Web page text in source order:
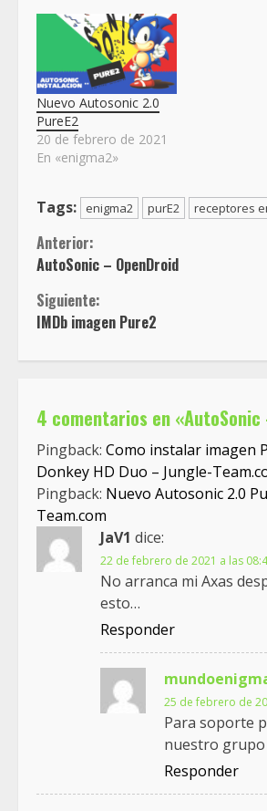
Nuevo Autosonic 2.0
PureE2
20 de febrero de 2021
En «enigma2»
Tags: enigma2 purE2 receptores
Sigue
leyendo
Anterior:
AutoSonic – OpenDroid
Siguiente:
IMDb imagen Pure2
4 comentarios en «
Pingback: Como instalar imagen
Donkey HD Duo – Jungle-
Pingback: Nuevo Autosonic 2.0
Team.com
JaV1 dice:
22 de febrero de 2021 a las
No arranca mi Axas
esto…
Responder
25 de febrero de
Para soporte
nuestro grupo
Responder